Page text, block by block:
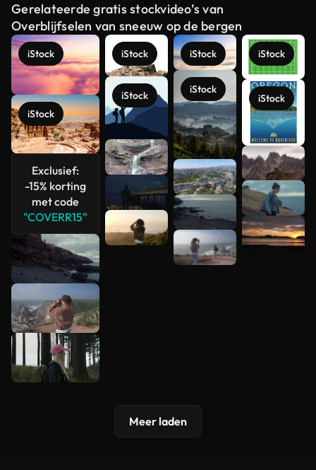
Gerelateerde gratis stockvideo’s van
Overblijfselen van sneeuw op de bergen
iStock
iStock
Exclusief:
-15% korting
met code
"COVERR15"
iStock
iStock
iStock
iStock
iStock
iStock
Meer
bekijken
Meer laden